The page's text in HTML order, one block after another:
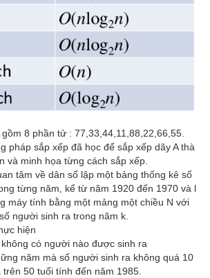
8 phần tử : 77,33,44,11,88,22,66,55.
pháp sắp xếp đã học để sắp xếp dãy A thà
và minh họa từng cách sắp xếp.
tâm về dân số lập một bảng thống kê số
từng năm, kể từ năm 1920 đến 1970 và l
máy tính bằng một mảng một chiều N với
người sinh ra trong năm k.
hiện
có người nào được sinh ra
năm mà số người sinh ra không quá 10
50 tuổi tính đến năm 1985.